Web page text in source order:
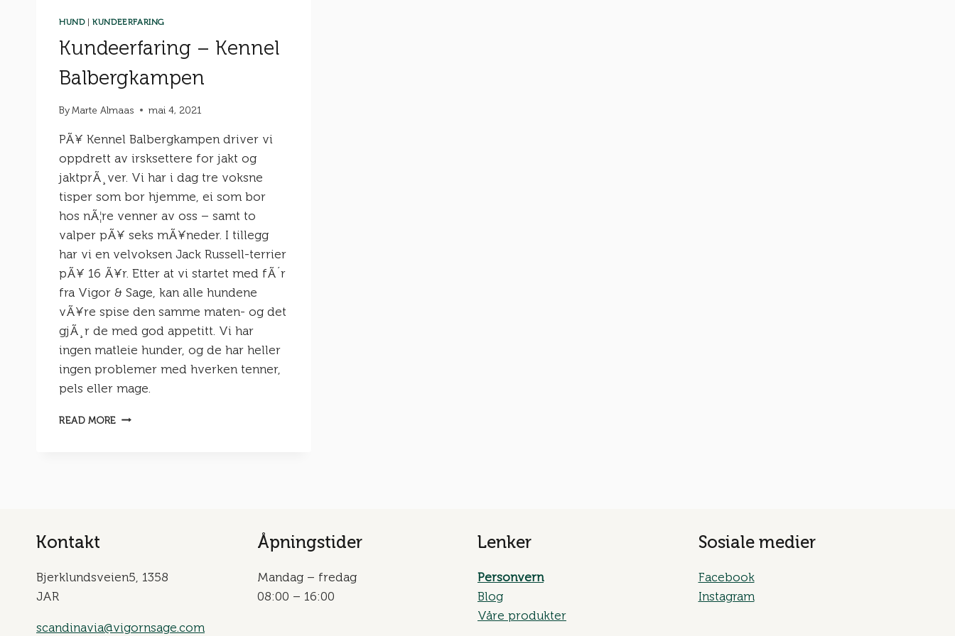
HUND|KUNDEERFARING
Kundeerfaring – Kennel
Balbergkampen
ByMarte Almaas mai 4, 2021
PÃ¥ Kennel Balbergkampen driver vi
oppdrett av irsksettere for jakt og
jaktprÃ¸ver. Vi har i dag tre voksne
tisper som bor hjemme, ei som bor
hos nÃ¦re venner av oss – samt to
valper pÃ¥ seks mÃ¥neder. I tillegg
har vi en velvoksen Jack Russell-terrier
pÃ¥ 16 Ã¥r. Etter at vi startet med fÃ´r
fra Vigor & Sage, kan alle hundene
vÃ¥re spise den samme maten- og det
gjÃ¸r de med god appetitt. Vi har
ingen matleie hunder, og de har heller
ingen problemer med hverken tenner,
pels eller mage.
READ MORE KUNDEERFARING
Kontakt
Bjerklundsveien5, 1358
JAR
scandinavia@vigornsage.com
Åpningstider
Mandag – fredag
08:00 – 16:00
Lenker
Personvern
Blog
Våre produkter
Sosiale medier
Facebook
Instagram